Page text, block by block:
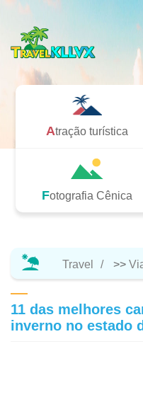
Atração turística
Fotografia Cênica
Travel >>
11 das melhores
inverno no estado